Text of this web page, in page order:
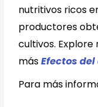
nutritivos ricos
productores
cultivos.
másEfectos
Para más